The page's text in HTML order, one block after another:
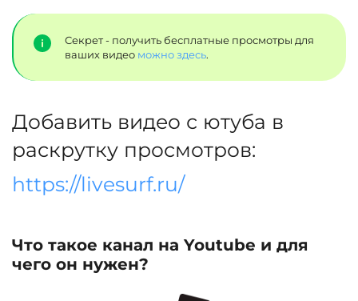
Секрет - получить бесплатные просмотры для
ваших видео можно здесь.
Добавить видео с ютуба в
раскрутку просмотров:
https://livesurf.ru/
Что такое канал на Youtube и для
чего он нужен?